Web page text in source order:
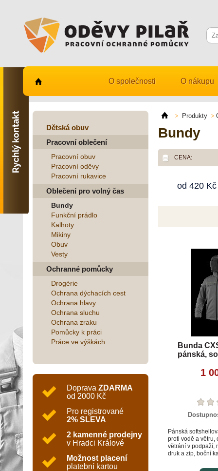
O společnosti O nákupu
Dětská obuv
Pracovní oblečení
Pracovní obuv
Pracovní oděvy
Pracovní rukavice
Oblečení pro volný čas
Bundy
Funkční prádlo
Kalhoty
Mikiny
Obuv
Vesty
Ochranné pomůcky
Drogérie
Ochrana dýchacích cest
Ochrana hlavy
Ochrana sluchu
Ochrana zraku
Pomůcky k práci
Práce ve výškách
Doprava ZDARMA
od 2000 Kč
Pro registrované
2% SLEVA
2 kamenné prodejny
v Hradci Králové
Možnost placení
platební kartou
Produkty
Bundy
CENA:
od 420 Kč
Bunda
pánská,
1
Pánská
proti vodě a větru,
větrání v podpaží,
druk a zip, boční
dolním okraji,
Kontaktujte nás
731 482 530
info@odevy-pilar.cz
Provozovna:
Hradec Králové
Provozovna:
Hradec Králové